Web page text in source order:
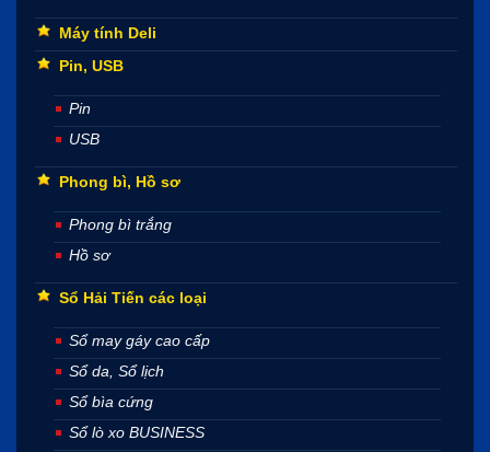
Máy tính Deli
Pin, USB
Pin
USB
Phong bì, Hồ sơ
Phong bì trắng
Hồ sơ
Sổ Hải Tiến các loại
Sổ may gáy cao cấp
Sổ da, Sổ lịch
Sổ bìa cứng
Sổ lò xo BUSINESS